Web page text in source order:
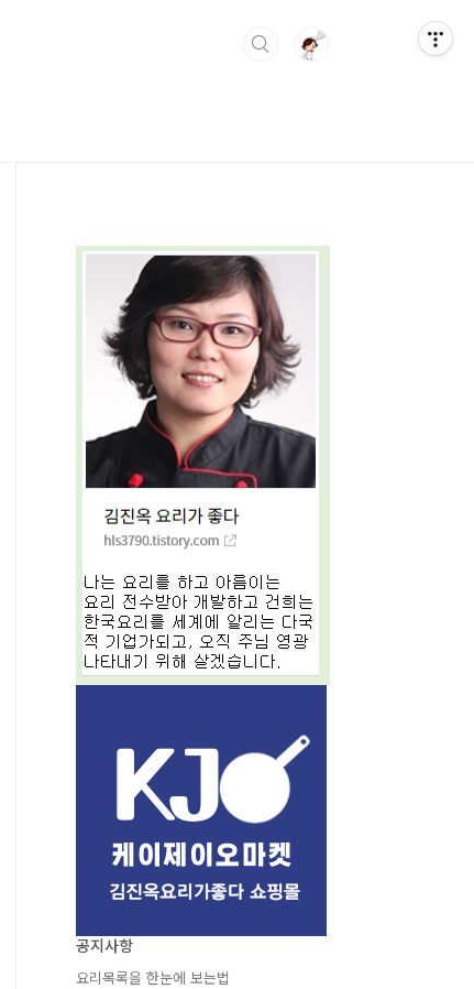
공지사항
요리목록을 한눈에 보는법